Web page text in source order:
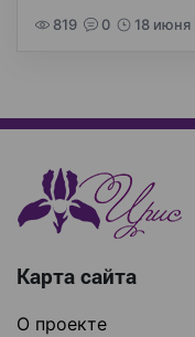
819 0 18 июня
Карта сайта
О проекте